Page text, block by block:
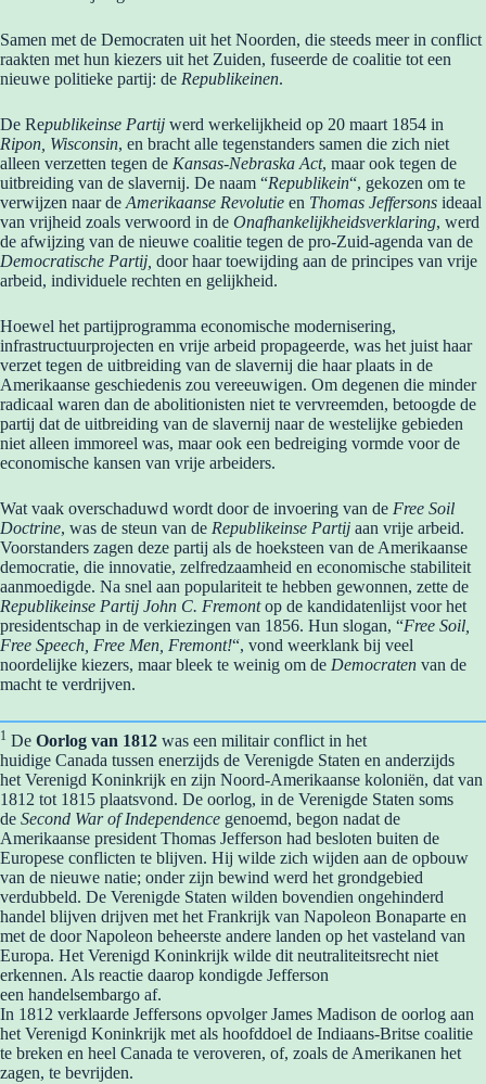
Samen met de Democraten uit het Noorden, die steeds meer in conflict
raakten met hun kiezers uit het Zuiden, fuseerde de coalitie tot een
nieuwe politieke partij: de Republikeinen.
De Republikeinse Partij werd werkelijkheid op 20 maart 1854 in
Ripon, Wisconsin, en bracht alle tegenstanders samen die zich niet
alleen verzetten tegen de Kansas-Nebraska Act, maar ook tegen de
uitbreiding van de slavernij. De naam “Republikein“, gekozen om te
verwijzen naar de Amerikaanse Revolutie en Thomas Jeffersons ideaal
van vrijheid zoals verwoord in de Onafhankelijkheidsverklaring, werd
de afwijzing van de nieuwe coalitie tegen de pro-Zuid-agenda van de
Democratische Partij, door haar toewijding aan de principes van vrije
arbeid, individuele rechten en gelijkheid.
Hoewel het partijprogramma economische modernisering,
infrastructuurprojecten en vrije arbeid propageerde, was het juist haar
verzet tegen de uitbreiding van de slavernij die haar plaats in de
Amerikaanse geschiedenis zou vereeuwigen. Om degenen die minder
radicaal waren dan de abolitionisten niet te vervreemden, betoogde de
partij dat de uitbreiding van de slavernij naar de westelijke gebieden
niet alleen immoreel was, maar ook een bedreiging vormde voor de
economische kansen van vrije arbeiders.
Wat vaak overschaduwd wordt door de invoering van de Free Soil
Doctrine, was de steun van de Republikeinse Partij aan vrije arbeid.
Voorstanders zagen deze partij als de hoeksteen van de Amerikaanse
democratie, die innovatie, zelfredzaamheid en economische stabiliteit
aanmoedigde. Na snel aan populariteit te hebben gewonnen, zette de
Republikeinse Partij John C. Fremontop de kandidatenlijst voor het
presidentschap in de verkiezingen van 1856. Hun slogan, “Free Soil,
Free Speech, Free Men, Fremont!“, vond weerklank bij veel
noordelijke kiezers, maar bleek te weinig om de Democraten van de
macht te verdrijven.
1 De Oorlog van 1812 was een militair conflict in het
huidige Canada tussen enerzijds de Verenigde Staten en anderzijds
het Verenigd Koninkrijk en zijn Noord-Amerikaanse koloniën, dat van
1812 tot 1815 plaatsvond. De oorlog, in de Verenigde Staten soms
de Second War of Independence genoemd, begon nadat de
Amerikaanse president Thomas Jefferson had besloten buiten de
Europese conflicten te blijven. Hij wilde zich wijden aan de opbouw
van de nieuwe natie; onder zijn bewind werd het grondgebied
verdubbeld. De Verenigde Staten wilden bovendien ongehinderd
handel blijven drijven met het Frankrijk van Napoleon Bonaparte en
met de door Napoleon beheerste andere landen op het vasteland van
Europa. Het Verenigd Koninkrijk wilde dit neutraliteitsrecht niet
erkennen. Als reactie daarop kondigde Jefferson
een handelsembargo af.
In 1812 verklaarde Jeffersons opvolger James Madison de oorlog aan
het Verenigd Koninkrijk met als hoofddoel de Indiaans-Britse coalitie
te breken en heel Canada te veroveren, of, zoals de Amerikanen het
zagen, te bevrijden.